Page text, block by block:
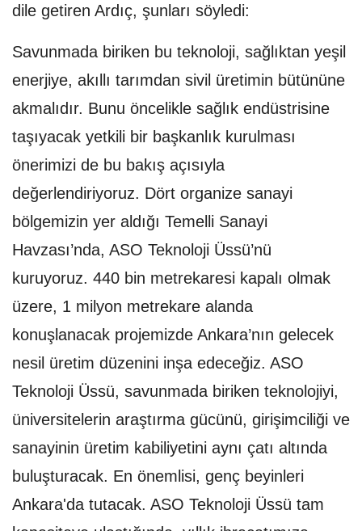
dile getiren Ardıç, şunları söyledi:
Savunmada biriken bu teknoloji, sağlıktan yeşil
enerjiye, akıllı tarımdan sivil üretimin bütününe
akmalıdır. Bunu öncelikle sağlık endüstrisine
taşıyacak yetkili bir başkanlık kurulması
önerimizi de bu bakış açısıyla
değerlendiriyoruz. Dört organize sanayi
bölgemizin yer aldığı Temelli Sanayi
Havzası’nda, ASO Teknoloji Üssü’nü
kuruyoruz. 440 bin metrekaresi kapalı olmak
üzere, 1 milyon metrekare alanda
konuşlanacak projemizde Ankara’nın gelecek
nesil üretim düzenini inşa edeceğiz. ASO
Teknoloji Üssü, savunmada biriken teknolojiyi,
üniversitelerin araştırma gücünü, girişimciliği ve
sanayinin üretim kabiliyetini aynı çatı altında
buluşturacak. En önemlisi, genç beyinleri
Ankara'da tutacak. ASO Teknoloji Üssü tam